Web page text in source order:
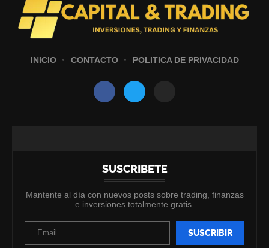
INICIO CONTACTO POLITICA DE PRIVACIDAD
SUSCRIBETE
Mantente al día con nuevos posts sobre trading, finanzas
e inversiones totalmente gratis.